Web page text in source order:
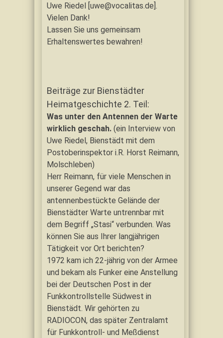
Uwe Riedel [uwe@vocalitas.de].
Vielen Dank!
Lassen Sie uns gemeinsam
Erhaltenswertes bewahren!
Beiträge zur Bienstädter
Heimatgeschichte 2. Teil:
Was unter den Antennen der Warte
wirklich geschah. (ein Interview von
Uwe Riedel, Bienstädt mit dem
Postoberinspektor i.R. Horst Reimann,
Molschleben)
Herr Reimann, für viele Menschen in
unserer Gegend war das
antennenbestückte Gelände der
Bienstädter Warte untrennbar mit
dem Begriff „Stasi“ verbunden. Was
können Sie aus Ihrer langjährigen
Tätigkeit vor Ort berichten?
1972 kam ich 22-jährig von der Armee
und bekam als Funker eine Anstellung
bei der Deutschen Post in der
Funkkontrollstelle Südwest in
Bienstädt. Wir gehörten zu
RADIOCON, das später Zentralamt
für Funkkontroll- und Meßdienst